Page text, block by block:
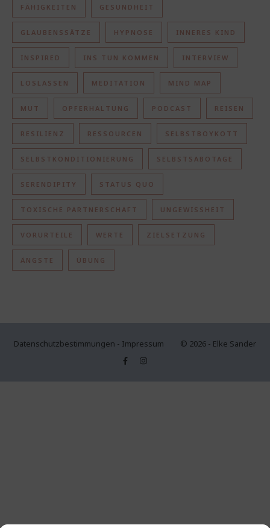
FÄHIGKEITEN GESUNDHEIT
GLAUBENSSÄTZE HYPNOSE INNERES KIND
INSPIRED INS TUN KOMMEN INTERVIEW
LOSLASSEN MEDITATION MIND MAP
MUT OPFERHALTUNG PODCAST REISEN
RESILIENZ RESSOURCEN SELBSTBOYKOTT
SELBSTKONDITIONIERUNG SELBSTSABOTAGE
SERENDIPITY STATUS QUO
TOXISCHE PARTNERSCHAFT UNGEWISSHEIT
VORURTEILE WERTE ZIELSETZUNG
ÄNGSTE ÜBUNG
Datenschutzbestimmungen - Impressum © 2026 - Elke Sander